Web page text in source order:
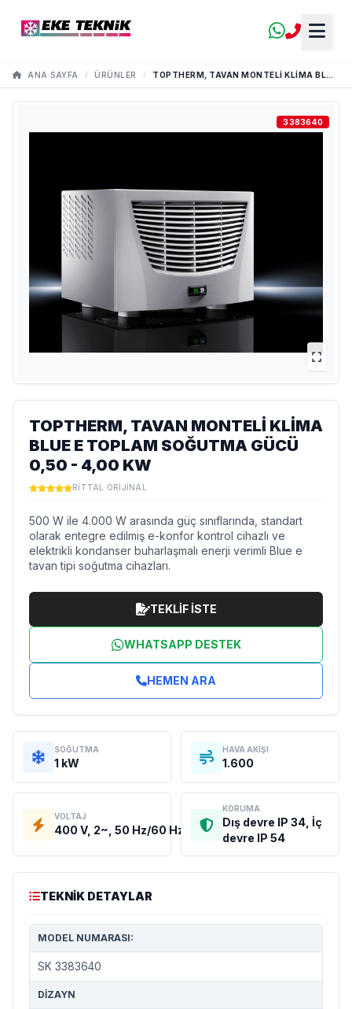
ANA SAYFA / ÜRÜNLER / TOPTHERM, TAVAN MONTELI KLIMA BLUE E TOPLAM SOĞUTMA GÜCÜ 0,50 - 4,00 KW
3383640
TOPTHERM, TAVAN MONTELI KLIMA
BLUE E TOPLAM SOĞUTMA GÜCÜ
0,50 - 4,00 KW
RITTAL ORIJINAL
500 W ile 4.000 W arasında güç sınıflarında, standart
olarak entegre edilmiş e-konfor kontrol cihazlı ve
elektrikli kondanser buharlaşmalı enerji verimli Blue e
tavan tipi soğutma cihazları.
TEKLİF İSTE
WHATSAPP DESTEK
HEMEN ARA
SOĞUTMA
1 kW
HAVA AKIŞI
1.600
VOLTAJ
400 V, 2~, 50 Hz/60 Hz
KORUMA
Dış devre IP 34, İç
devre IP 54
TEKNIK DETAYLAR
MODEL NUMARASI:
SK 3383640
DIZAYN